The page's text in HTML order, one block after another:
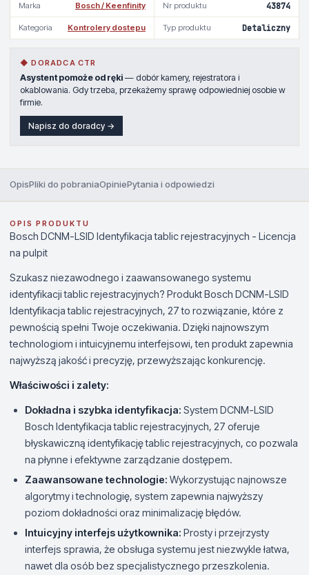
Marka Bosch / Keenfinity Nr produktu 43874
Kategoria Kontrolery dostepu Typ produktu Detaliczny
◆ DORADCA CTR
Asystent pomoże od ręki — dobór kamery, rejestratora i
okablowania. Gdy trzeba, przekażemy sprawę odpowiedniej osobie w
firmie.
Napisz do doradcy →
OpisPliki do pobraniaOpiniePytania i odpowiedzi
OPIS PRODUKTU
Bosch DCNM-LSID Identyfikacja tablic rejestracyjnych - Licencja
na pulpit
Szukasz niezawodnego i zaawansowanego systemu
identyfikacji tablic rejestracyjnych? Produkt Bosch DCNM-LSID
Identyfikacja tablic rejestracyjnych, 27 to rozwiązanie, które z
pewnością spełni Twoje oczekiwania. Dzięki najnowszym
technologiom i intuicyjnemu interfejsowi, ten produkt zapewnia
najwyższą jakość i precyzję, przewyższając konkurencję.
Właściwości i zalety:
Dokładna i szybka identyfikacja: System DCNM-LSID
Bosch Identyfikacja tablic rejestracyjnych, 27 oferuje
błyskawiczną identyfikację tablic rejestracyjnych, co pozwala
na płynne i efektywne zarządzanie dostępem.
Zaawansowane technologie: Wykorzystując najnowsze
algorytmy i technologię, system zapewnia najwyższy
poziom dokładności oraz minimalizację błędów.
Intuicyjny interfejs użytkownika: Prosty i przejrzysty
interfejs sprawia, że obsługa systemu jest niezwykle łatwa,
nawet dla osób bez specjalistycznego przeszkolenia.